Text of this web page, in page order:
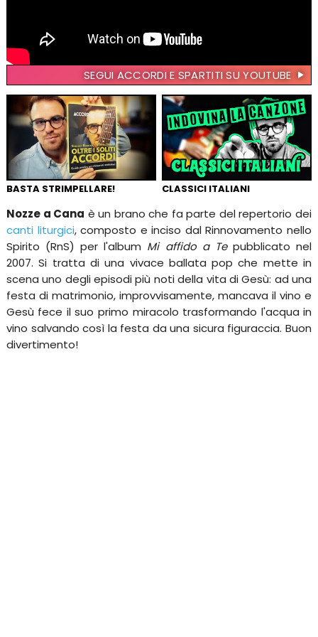
SEGUI ACCORDI E SPARTITI SU YOUTUBE
BASTA STRIMPELLARE! CLASSICI ITALIANI
Nozze a Cana è un brano che fa parte del repertorio dei
canti liturgici, composto e inciso dal Rinnovamento nello
Spirito (RnS) per l'album Mi affido a Tepubblicato nel
2007. Si tratta di una vivace ballata pop che mette in
scena uno degli episodi più noti della vita di Gesù: ad una
festa di matrimonio, improvvisamente, mancava il vino e
Gesù fece il suo primo miracolo trasformando l'acqua in
vino salvando così la festa da una sicura figuraccia. Buon
divertimento!